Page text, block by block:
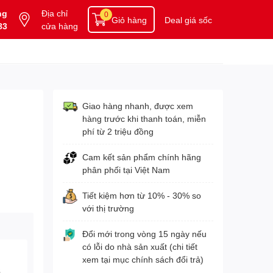
Địa chỉ
cửa hàng
Giỏ hàng
0 Deal giá sốc
Giao hàng nhanh, được xem
hàng trước khi thanh toán, miễn
phí từ 2 triệu đồng
Cam kết sản phẩm chính hãng
phân phối tại Việt Nam
Tiết kiệm hơn từ 10% - 30% so
với thị trường
Đổi mới trong vòng 15 ngày nếu
có lỗi do nhà sản xuất (chi tiết
xem tại mục chính sách đổi trả)